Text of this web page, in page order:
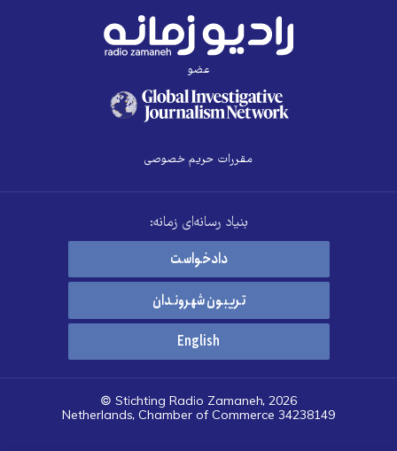
عضو
مقررات حریم خصوصی
بنیاد رسانه‌ای زمانه:
دادخواست
تریبون شهروندان
English
© Stichting Radio Zamaneh, 2026
Netherlands, Chamber of Commerce 34238149